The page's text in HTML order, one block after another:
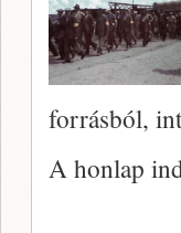
forrásból,
A honlap